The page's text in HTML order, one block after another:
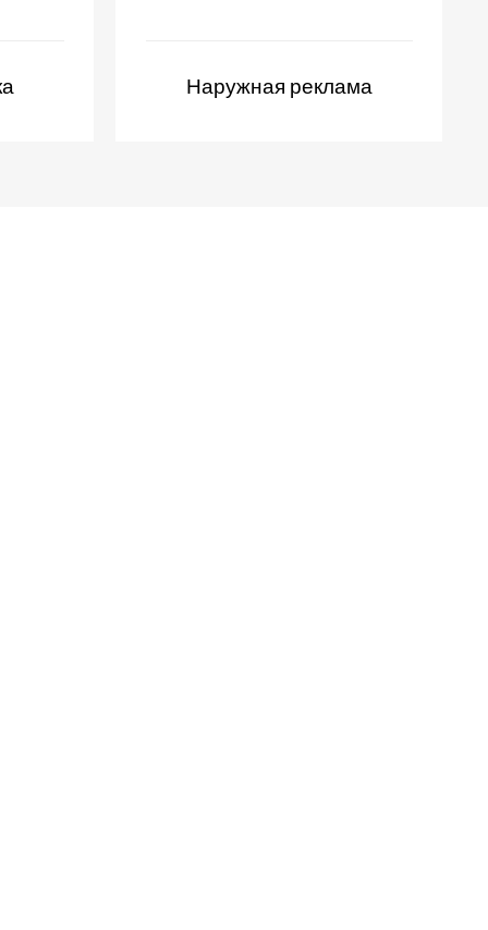
Наружная реклама